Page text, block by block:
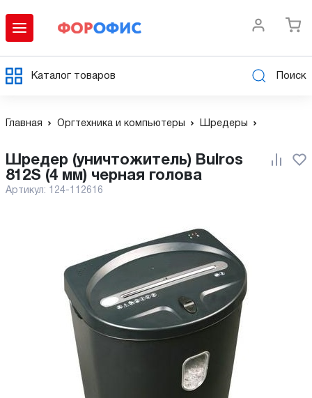
Каталог товаров Поиск
Главная Оргтехника и компьютеры Шредеры
Шредер (уничтожитель) Bulros
812S (4 мм) черная голова
Артикул: 124-112616